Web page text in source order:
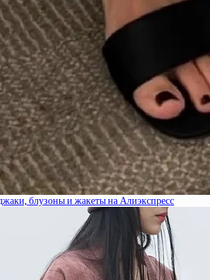
блузоны и жакеты на Алиэкспресс